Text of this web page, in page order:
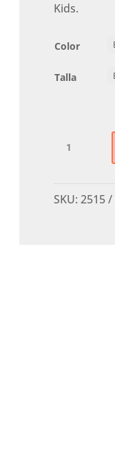
Kids.
Color
Talla
Deportiva
cantidad
SKU: 2515